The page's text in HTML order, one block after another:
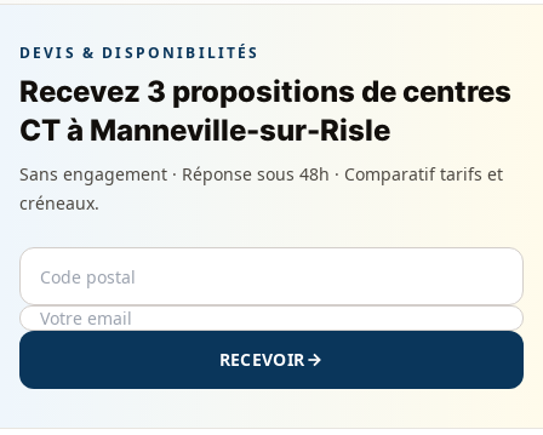
DEVIS & DISPONIBILITÉS
Recevez 3 propositions de centres
CT à Manneville-sur-Risle
Sans engagement · Réponse sous 48h · Comparatif tarifs et
créneaux.
Code postal
Email
RECEVOIR